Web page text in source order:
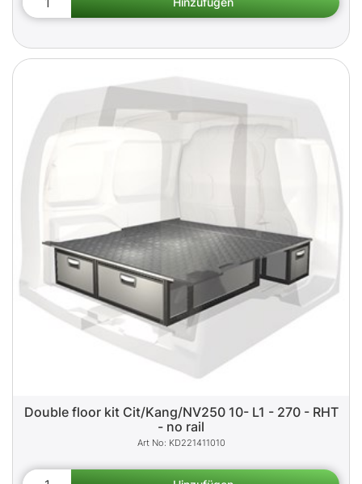
Double floor kit Cit/Kang/NV250 10- L1 - 270 - RHT
- no rail
KD221411010